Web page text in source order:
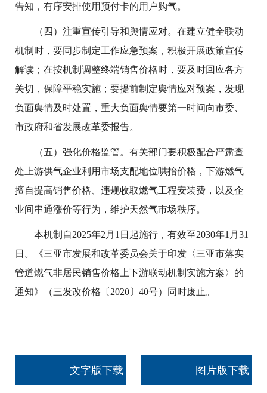
告知，有序安排使用预付卡的用户购气。
（四）注重宣传引导和舆情应对。 在建立健全联动
机制时，要同步制定工作应急预案，积极开展政策宣传
解读；在按机制调整终端销售价格时，要及时回应各方
关切，保障平稳实施；要提前制定舆情应对预案，发现
负面舆情及时处置，重大负面舆情要第一时间向市委、
市政府和省发展改革委报告。
（五）强化价格监管。 有关部门要积极配合严肃查
处上游供气企业利用市场支配地位哄抬价格，下游燃气
擅自提高销售价格、违规收取燃气工程安装费，以及企
业间串通涨价等行为，维护天然气市场秩序。
本机制自2025年2月1日起施行，有效至2030年1月31
日。《三亚市发展和改革委员会关于印发〈三亚市落实
管道燃气非居民销售价格上下游联动机制实施方案〉的
通知》（三发改价格〔2020〕40号）同时废止。
文字版下载 图片版下载